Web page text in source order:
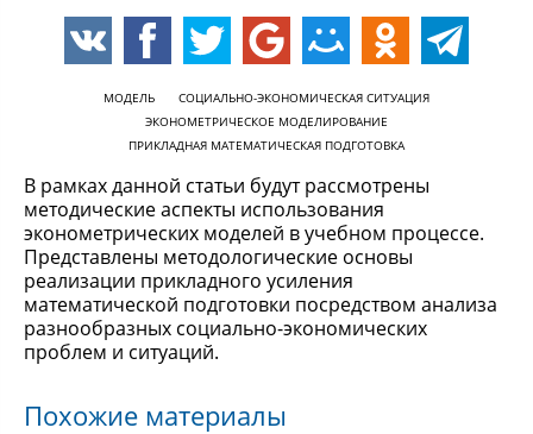
МОДЕЛЬ
СОЦИАЛЬНО-ЭКОНОМИЧЕСКАЯ СИТУАЦИЯ
ЭКОНОМЕТРИЧЕСКОЕ МОДЕЛИРОВАНИЕ
ПРИКЛАДНАЯ МАТЕМАТИЧЕСКАЯ ПОДГОТОВКА
В рамках данной статьи будут рассмотрены
методические аспекты использования
эконометрических моделей в учебном процессе.
Представлены методологические основы
реализации прикладного усиления
математической подготовки посредством анализа
разнообразных социально-экономических
проблем и ситуаций.
Похожие материалы